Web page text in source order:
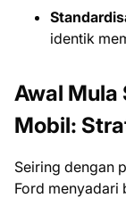
identik
Awal Mula
Mobil:
Seiring dengan
Ford menyadari